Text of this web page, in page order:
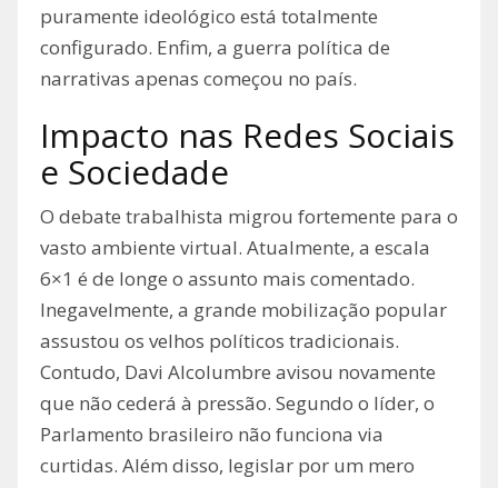
puramente ideológico está totalmente
configurado. Enfim, a guerra política de
narrativas apenas começou no país.
Impacto nas Redes Sociais
e Sociedade
O debate trabalhista migrou fortemente para o
vasto ambiente virtual. Atualmente, a escala
6×1 é de longe o assunto mais comentado.
Inegavelmente, a grande mobilização popular
assustou os velhos políticos tradicionais.
Contudo, Davi Alcolumbre avisou novamente
que não cederá à pressão. Segundo o líder, o
Parlamento brasileiro não funciona via
curtidas. Além disso, legislar por um mero